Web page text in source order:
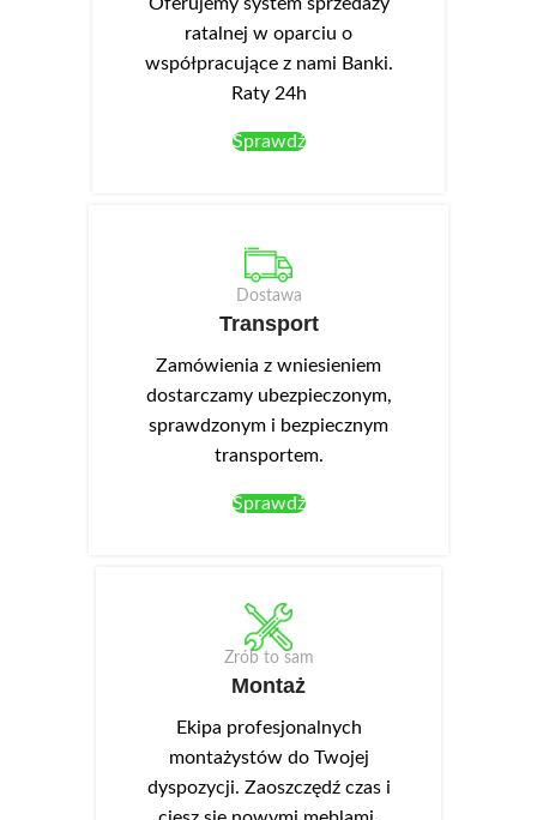
lub przyjdź i uzgodnij szczegóły
projektu.
*za wizualizację pobierana jest kaucja w wysokości 150 zł,
ratalnej w oparciu o
współpracujące z nami Banki.
Raty 24h
Sprawdź
Dostawa
Transport
Zamówienia z wniesieniem
dostarczamy ubezpieczonym,
sprawdzonym i bezpiecznym
transportem.
Sprawdź
Zrób to sam
Montaż
Ekipa profesjonalnych
montażystów do Twojej
dyspozycji. Zaoszczędź czas i